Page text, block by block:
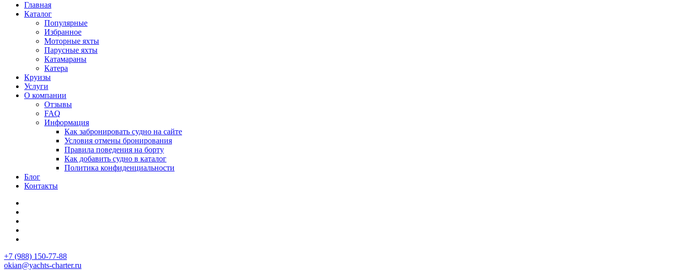
Главная
Каталог
Популярные
Избранное
Моторные яхты
Парусные яхты
Катамараны
Катера
Круизы
Услуги
О компании
Отзывы
FAQ
Информация
Как забронировать судно на сайте
Условия отмены бронирования
Правила поведения на борту
Как добавить судно в каталог
Политика конфиденциальности
Блог
Контакты
+7 (988) 150-77-88
okian@yachts-charter.ru